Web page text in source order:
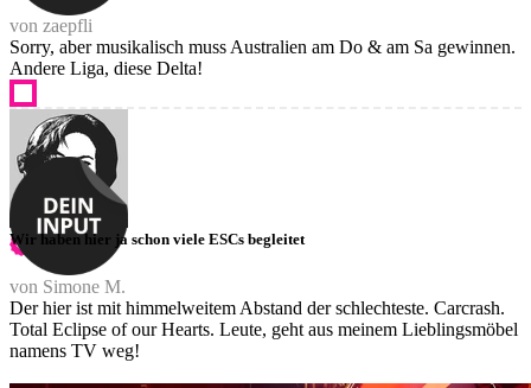
von zaepfli
Sorry, aber musikalisch muss Australien am Do & am Sa gewinnen.
Andere Liga, diese Delta!
Wir haben hier ja schon viele ESCs begleitet
von Simone M.
Der hier ist mit himmelweitem Abstand der schlechteste. Carcrash.
Total Eclipse of our Hearts. Leute, geht aus meinem Lieblingsmöbel
namens TV weg!